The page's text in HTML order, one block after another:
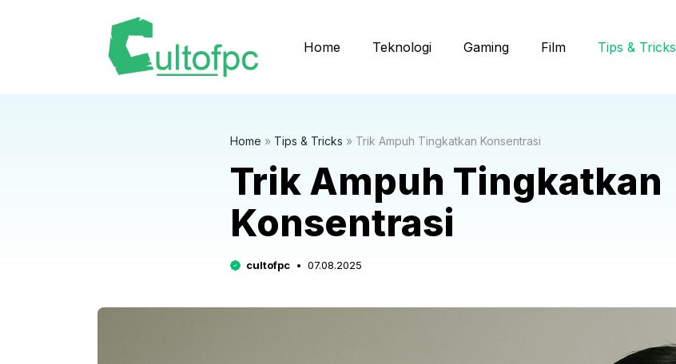
Home Teknologi Gaming Film Tips & Tricks
Home » Tips & Tricks » Trik Ampuh Tingkatkan Konsentrasi
Trik Ampuh Tingkatkan
Konsentrasi
cultofpc 07.08.2025